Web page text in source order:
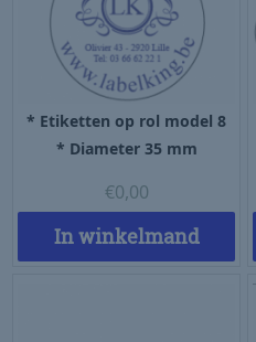
* Etiketten op rol model 8
* Diameter 35 mm
€0,00
In winkelmand